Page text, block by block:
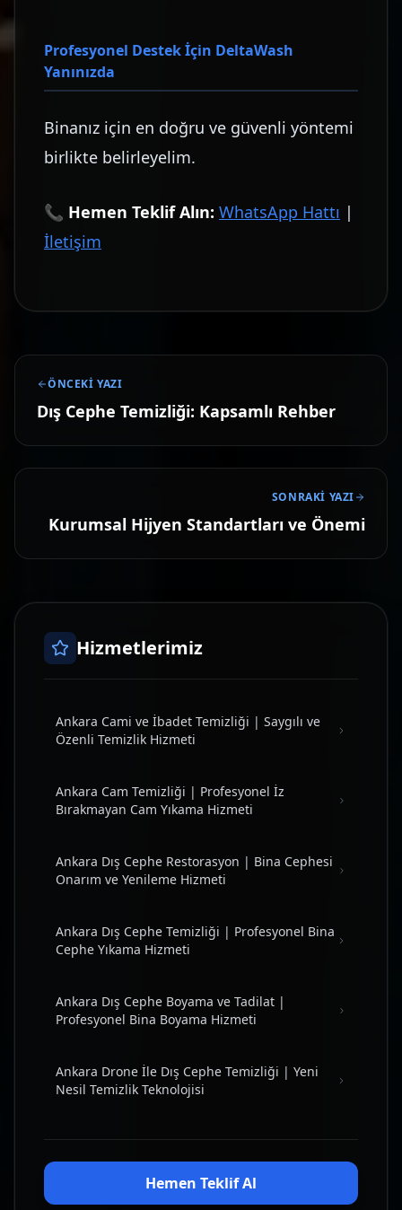
Profesyonel Destek İçin DeltaWash
Yanınızda
Binanız için en doğru ve güvenli yöntemi
birlikte belirleyelim.
📞 Hemen Teklif Alın: WhatsApp Hattı |
İletişim
ÖNCEKI YAZI
Dış Cephe Temizliği: Kapsamlı Rehber
SONRAKI YAZI
Kurumsal Hijyen Standartları ve Önemi
Hizmetlerimiz
Ankara Cami ve İbadet Temizliği | Saygılı ve
Özenli Temizlik Hizmeti
Ankara Cam Temizliği | Profesyonel İz
Bırakmayan Cam Yıkama Hizmeti
Ankara Dış Cephe Restorasyon | Bina Cephesi
Onarım ve Yenileme Hizmeti
Ankara Dış Cephe Temizliği | Profesyonel Bina
Cephe Yıkama Hizmeti
Ankara Dış Cephe Boyama ve Tadilat |
Profesyonel Bina Boyama Hizmeti
Ankara Drone İle Dış Cephe Temizliği | Yeni
Nesil Temizlik Teknolojisi
Hemen Teklif Al